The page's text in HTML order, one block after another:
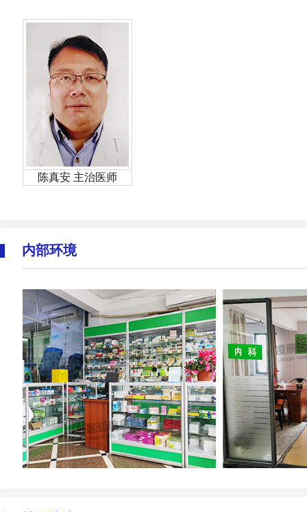
陈真安 主治医师
内部环境